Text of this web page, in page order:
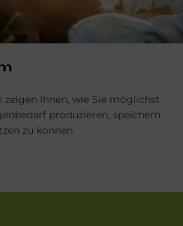
zeigen Ihnen, wie Sie möglichst
produzieren, speichern
zu können.